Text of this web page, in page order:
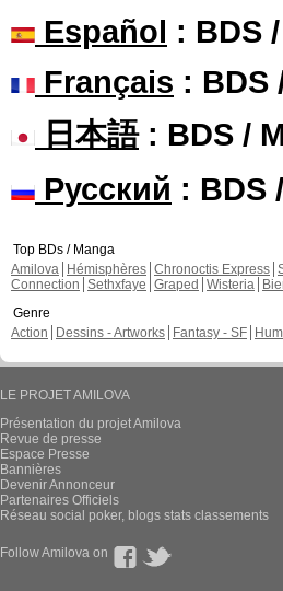
Español : BDS
Français : BDS
日本語: BDS /
Русский : BDS
Top BDs / Manga
Amilova
Hémisphères Chronoctis Express
Connection Sethxfaye Graped Wisteria
Genre
Action
Dessins - Artworks Fantasy - SF
LE PROJET AMILOVA
Présentation du projet Amilova
Revue de presse
Espace Presse
Bannières
Devenir Annonceur
Partenaires Officiels
Réseau social poker, blogs stats classements
Follow Amilova on